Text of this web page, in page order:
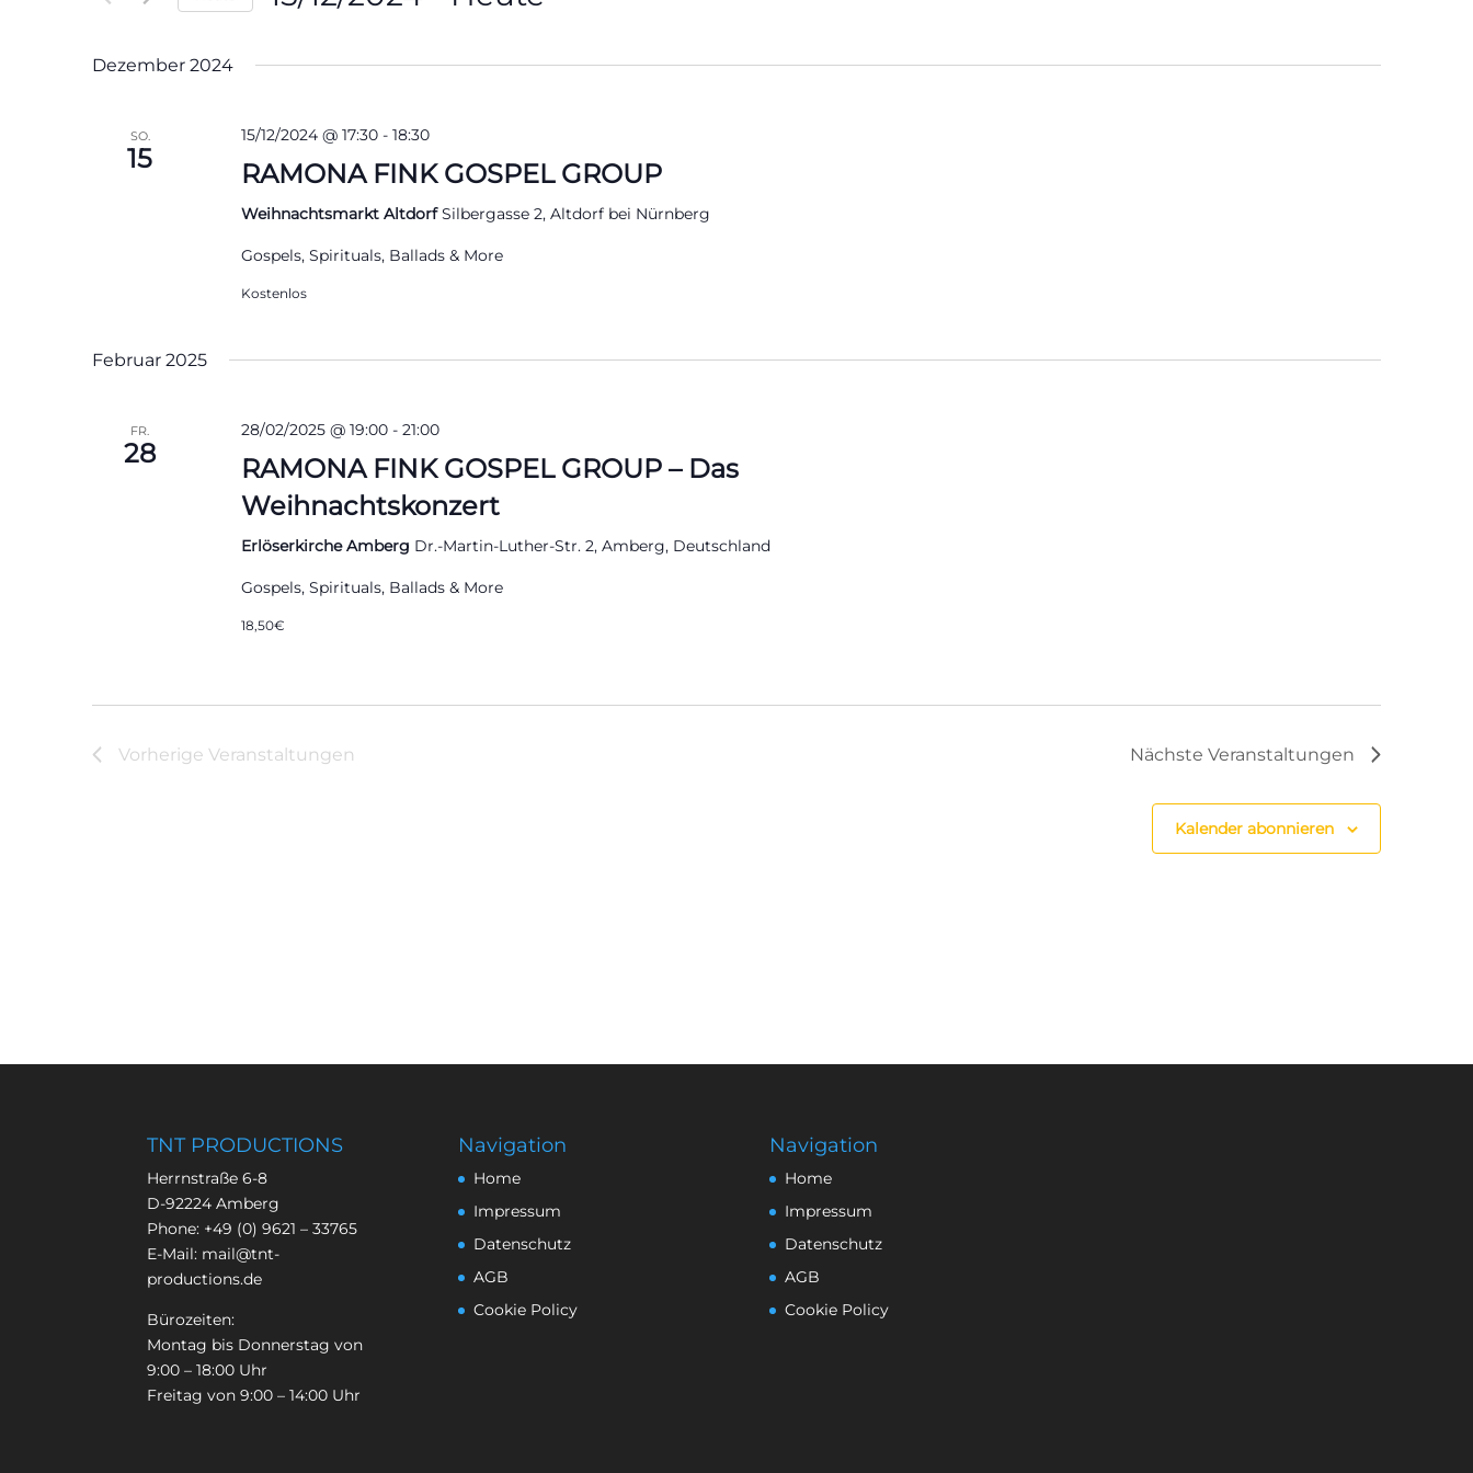
Dezember 2024
SO.
15
15/12/2024 @ 17:30- 18:30
RAMONA FINK GOSPEL GROUP
Weihnachtsmarkt AltdorfSilbergasse 2, Altdorf bei Nürnberg
Gospels, Spirituals, Ballads & More
Kostenlos
Februar 2025
FR.
28
28/02/2025 @ 19:00- 21:00
RAMONA FINK GOSPEL GROUP – Das
Weihnachtskonzert
Erlöserkirche Amberg Dr.-Martin-Luther-Str. 2, Amberg, Deutschland
Gospels, Spirituals, Ballads & More
18,50€
Vorherige Veranstaltungen Nächste Veranstaltungen
Kalender abonnieren
TNT PRODUCTIONS
Herrnstraße 6-8
D-92224 Amberg
Phone: +49 (0) 9621 – 33765
E-Mail: mail@tnt-
productions.de
Bürozeiten:
Montag bis Donnerstag von
9:00 – 18:00 Uhr
Freitag von 9:00 – 14:00 Uhr
Navigation
Home
Impressum
Datenschutz
AGB
Cookie Policy
Navigation
Home
Impressum
Datenschutz
AGB
Cookie Policy